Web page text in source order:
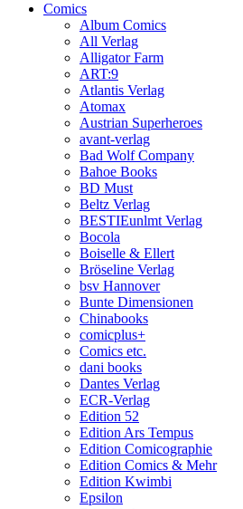
Comics
Album Comics
All Verlag
Alligator Farm
ART:9
Atlantis Verlag
Atomax
Austrian Superheroes
avant-verlag
Bad Wolf Company
Bahoe Books
BD Must
Beltz Verlag
BESTIEunlmt Verlag
Bocola
Boiselle & Ellert
Bröseline Verlag
bsv Hannover
Bunte Dimensionen
Chinabooks
comicplus+
Comics etc.
dani books
Dantes Verlag
ECR-Verlag
Edition 52
Edition Ars Tempus
Edition Comicographie
Edition Comics & Mehr
Edition Kwimbi
Epsilon